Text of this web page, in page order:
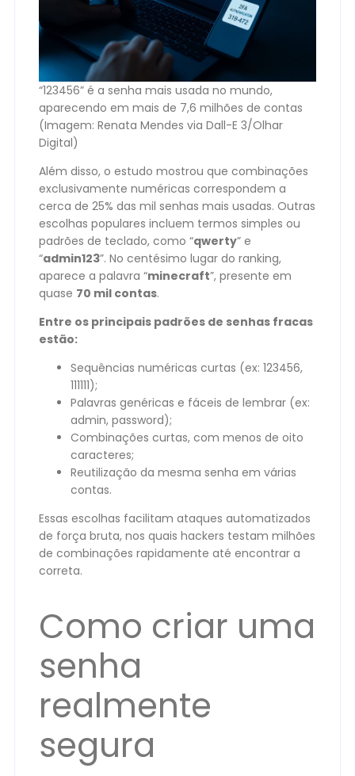
“123456” é a senha mais usada no mundo,
aparecendo em mais de 7,6 milhões de contas
(Imagem: Renata Mendes via Dall-E 3/Olhar
Digital)
Além disso, o estudo mostrou que combinações
exclusivamente numéricas correspondem a
cerca de 25% das mil senhas mais usadas. Outras
escolhas populares incluem termos simples ou
padrões de teclado, como “qwerty” e
“admin123”. No centésimo lugar do ranking,
aparece a palavra “minecraft”, presente em
quase 70 mil contas.
Entre os principais padrões de senhas fracas
estão:
Sequências numéricas curtas (ex: 123456,
111111);
Palavras genéricas e fáceis de lembrar (ex:
admin, password);
Combinações curtas, com menos de oito
caracteres;
Reutilização da mesma senha em várias
contas.
Essas escolhas facilitam ataques automatizados
de força bruta, nos quais hackers testam milhões
de combinações rapidamente até encontrar a
correta.
Como criar uma
senha
realmente
segura